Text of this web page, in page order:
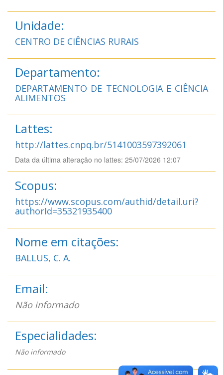
Unidade:
CENTRO DE CIÊNCIAS RURAIS
Departamento:
DEPARTAMENTO DE TECNOLOGIA E CIÊNCIA
ALIMENTOS
Lattes:
http://lattes.cnpq.br/5141003597392061
Data da última alteração no lattes: 25/07/2026 12:07
Scopus:
https://www.scopus.com/authid/detail.uri?
authorId=35321935400
Nome em citações:
BALLUS, C. A.
Email:
Não informado
Especialidades:
Não informado